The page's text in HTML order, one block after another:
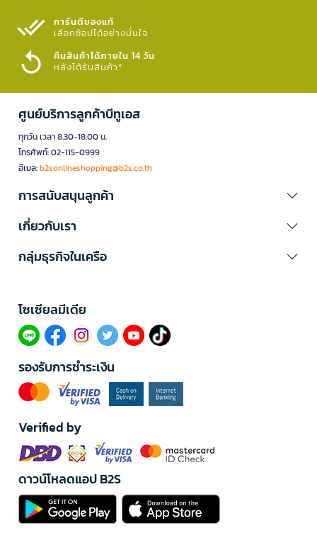
การันตีของแท้
เลือกช้อปได้อย่างมั่นใจ​
คืนสินค้าได้ภายใน 14 วัน
หลังได้รับสินค้า*
ศูนย์บริการลูกค้าบีทูเอส
ทุกวัน เวลา 8.30-18.00 น.
โทรศัพท์: 02-115-0999
อีเมล:b2sonlineshopping@b2s.co.th
การสนับสนุนลูกค้า
เกี่ยวกับเรา
กลุ่มธุรกิจในเครือ
โซเซียลมีเดีย​
รองรับการชำระเงิน
Verified by
ดาวน์โหลดแอป B2S